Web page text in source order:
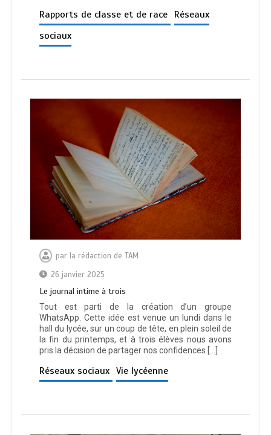
Rapports de classe et de race Réseaux
sociaux
par la rédaction de TAM
26 janvier 2025
Le journal intime à trois
Tout est parti de la création d’un groupe
WhatsApp. Cette idée est venue un lundi dans le
hall du lycée, sur un coup de tête, en plein soleil de
la fin du printemps, et à trois élèves nous avons
pris la décision de partager nos confidences […]
Réseaux sociaux Vie lycéenne